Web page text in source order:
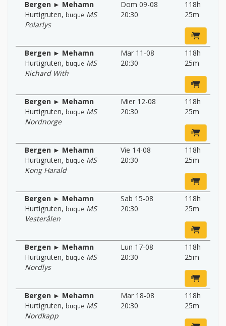
Bergen ► Mehamn
Hurtigruten, buque MS
Polarlys
Dom 09-08
20:30
118h
25m
Bergen ► Mehamn
Hurtigruten, buque MS
Richard With
Mar 11-08
20:30
118h
25m
Bergen ► Mehamn
Hurtigruten, buque MS
Nordnorge
Mier 12-08
20:30
118h
25m
Bergen ► Mehamn
Hurtigruten, buque MS
Kong Harald
Vie 14-08
20:30
118h
25m
Bergen ► Mehamn
Hurtigruten, buque MS
Vesterålen
Sab 15-08
20:30
118h
25m
Bergen ► Mehamn
Hurtigruten, buque MS
Nordlys
Lun 17-08
20:30
118h
25m
Bergen ► Mehamn
Hurtigruten, buque MS
Nordkapp
Mar 18-08
20:30
118h
25m